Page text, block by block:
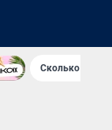
Сколько Клава